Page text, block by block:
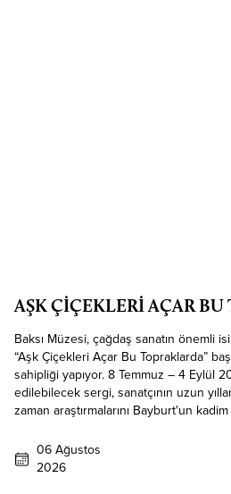
AŞK ÇİÇEKLERİ AÇAR
Baksı Müzesi, çağdaş sanatın önemli
“Aşk Çiçekleri Açar Bu Topraklarda”
sahipliği yapıyor. 8 Temmuz – 4 Eylül
edilebilecek sergi, sanatçının uzun
zaman araştırmalarını Bayburt'un
06 Ağustos
2026